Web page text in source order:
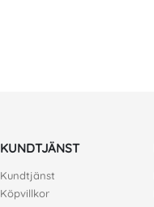
KUNDTJÄNST
Kundtjänst
Köpvillkor